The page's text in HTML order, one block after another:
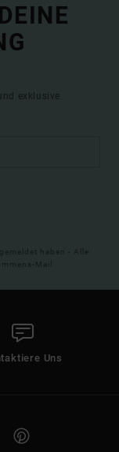
exklusive
haben - Alle
Mail
Uns